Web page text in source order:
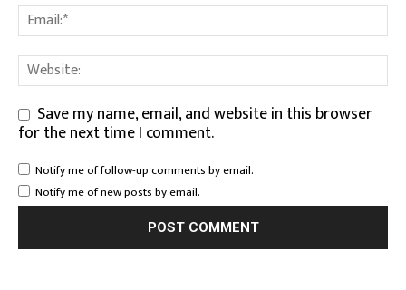
Save my name, email, and website in this browser
for the next time I comment.
Notify me of follow-up comments by email.
Notify me of new posts by email.